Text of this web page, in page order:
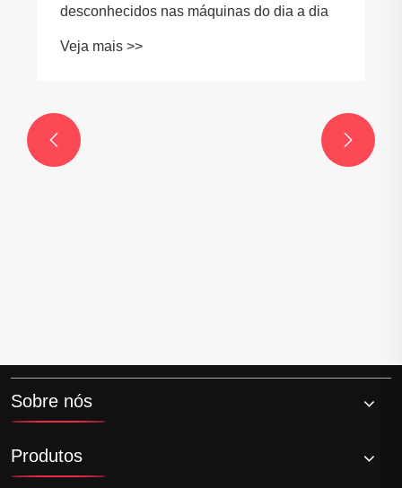
enviadas no mesmo dia
 
Sobre nós
Produtos